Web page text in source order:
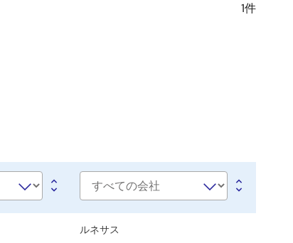
1件
名
ルネサス